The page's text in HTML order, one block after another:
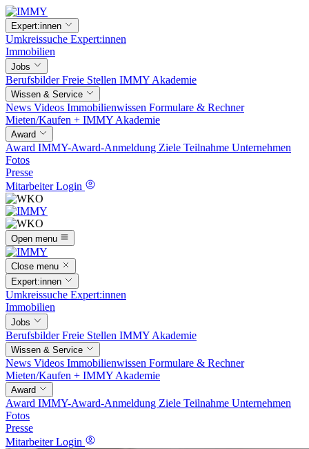
Expert:innen
Umkreissuche Expert:innen
Immobilien
Jobs
BerufsbilderFreie Stellen IMMY Akademie
Wissen & Service
News Videos Immobilienwissen Formulare & Rechner
Mieten/Kaufen + IMMY Akademie
Award
Award IMMY-Award-Anmeldung Ziele Teilnahme Unternehmen
Fotos
Presse
Mitarbeiter Login
Open menu
Close menu
Expert:innen
Umkreissuche Expert:innen
Immobilien
Jobs
BerufsbilderFreie Stellen IMMY Akademie
Wissen & Service
News Videos Immobilienwissen Formulare & Rechner
Mieten/Kaufen + IMMY Akademie
Award
Award IMMY-Award-Anmeldung Ziele Teilnahme Unternehmen
Fotos
Presse
Mitarbeiter Login